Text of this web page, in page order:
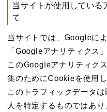
当サイトが使用している
て
当サイトでは、Googleに
「Googleアナリティクス
このGoogleアナリティク
集のためにCookieを使用し
このトラフィックデータ
人を特定するものではあり